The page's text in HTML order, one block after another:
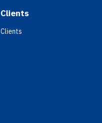
Clients
Clients